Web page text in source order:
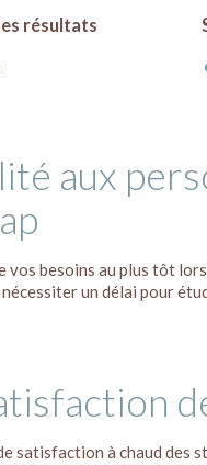
résultats
aux
besoins au plus tôt
un délai pour
satisfaction à chaud des